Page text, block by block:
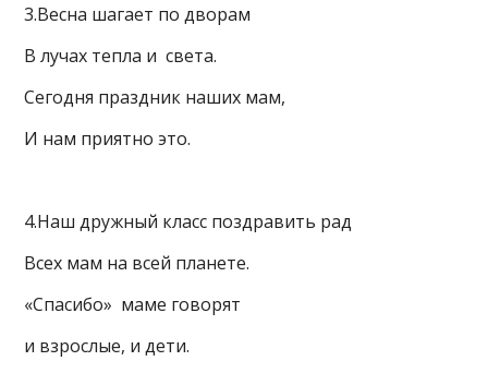
3.Весна шагает по дворам
В лучах тепла и света.
Сегодня праздник наших мам,
И нам приятно это.
4.Наш дружный класс поздравить рад
Всех мам на всей планете.
«Спасибо» маме говорят
и взрослые, и дети.